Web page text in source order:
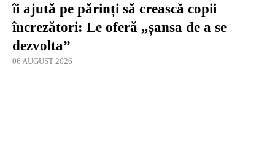
îi ajută pe părinți să crească copii
încrezători: Le oferă „șansa de a se
dezvolta”
06 AUGUST 2026